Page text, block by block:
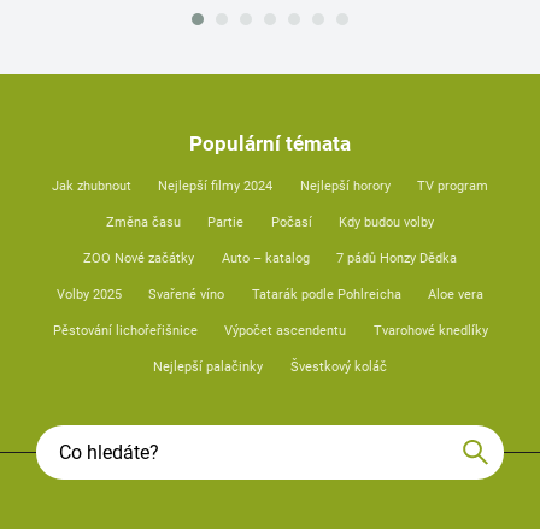
Populární témata
Jak zhubnout Nejlepší filmy 2024 Nejlepší horory TV program
Změna času Partie Počasí Kdy budou volby
ZOO Nové začátky Auto – katalog 7 pádů Honzy Dědka
Volby 2025 Svařené víno Tatarák podle Pohlreicha Aloe vera
Pěstování lichořeřišnice Výpočet ascendentu Tvarohové knedlíky
Nejlepší palačinky Švestkový koláč